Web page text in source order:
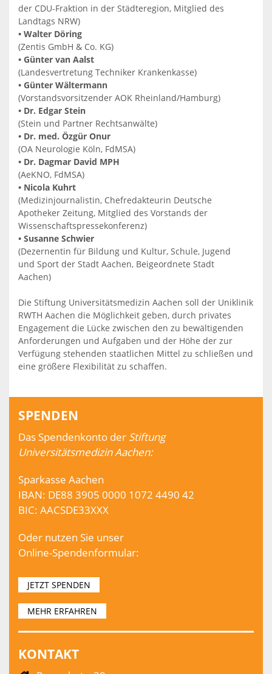
der CDU-Fraktion in der Städteregion, Mitglied des
Landtags NRW)
• Walter Döring
(Zentis GmbH & Co. KG)
• Günter van Aalst
(Landesvertretung Techniker Krankenkasse)
• Günter Wältermann
(Vorstandsvorsitzender AOK Rheinland/Hamburg)
• Dr. Edgar Stein
(Stein und Partner Rechtsanwälte)
• Dr. med. Özgür Onur
(OA Neurologie Köln, FdMSA)
• Dr. Dagmar David MPH
(AeKNO, FdMSA)
• Nicola Kuhrt
(Medizinjournalistin, Chefredakteurin Deutsche
Apotheker Zeitung, Mitglied des Vorstands der
Wissenschaftspressekonferenz)
• Susanne Schwier
(Dezernentin für Bildung und Kultur, Schule, Jugend
und Sport der Stadt Aachen, Beigeordnete Stadt
Aachen)
Die Stiftung Universitätsmedizin Aachen soll der Uniklinik
RWTH Aachen die Möglichkeit geben, durch privates
Engagement die Lücke zwischen den zu bewältigenden
Anforderungen und Aufgaben und der Höhe der zur
Verfügung stehenden staatlichen Mittel zu schließen und
eine größere Flexibilität zu schaffen.
SPENDEN
Das Spendenkonto der Stiftung
Universitätsmedizin Aachen:
Sparkasse Aachen
IBAN: DE88 3905 0000 1072 4490 42
BIC: AACSDE33XXX
Oder nutzen Sie unser
Online-Spendenformular:
JETZT SPENDEN
MEHR ERFAHREN
KONTAKT